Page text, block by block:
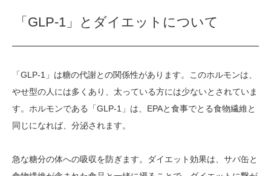
「GLP-1」とダイエットについて
「GLP-1」は糖の代謝との関係性があります。このホルモンは、
やせ型の人には多くあり、太っている方には少ないとされていま
す。ホルモンである「GLP-1」は、EPAと食事でとる食物繊維と
同じになれば、分泌されます。
急な糖分の体への吸収を防ぎます。ダイエット効果は、サバ缶と